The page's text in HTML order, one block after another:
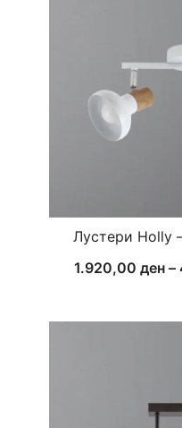
Лустери Holly
1.920,00 ден –